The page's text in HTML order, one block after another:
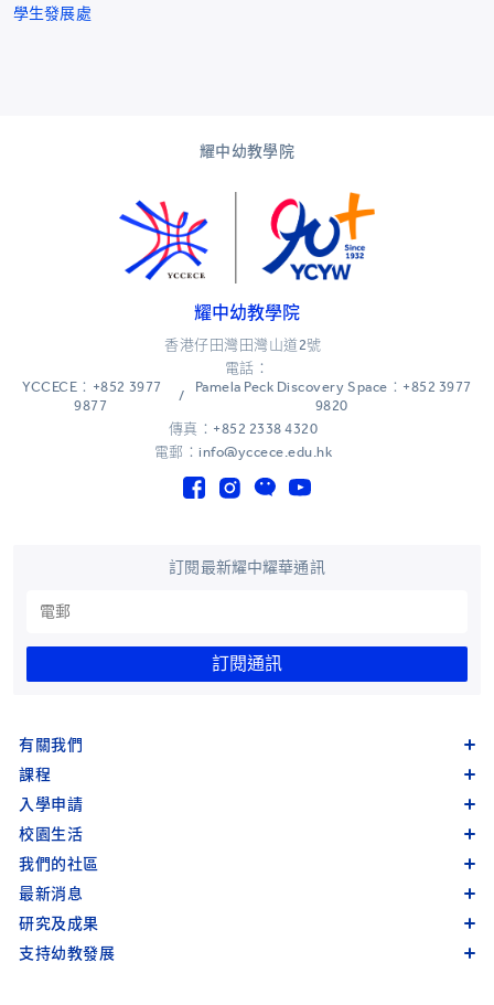
學生發展處
耀中幼教學院
耀中幼教學院
香港仔田灣田灣山道2號
電話：
YCCECE：+852 3977
9877
/
Pamela Peck Discovery Space：+852 3977
9820
傳真：+852 2338 4320
電郵：info@yccece.edu.hk
訂閱最新耀中耀華通訊
訂閱通訊
有關我們
課程
入學申請
校園生活
我們的社區
最新消息
研究及成果
支持幼教發展